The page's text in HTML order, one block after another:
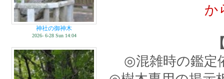
神社の御神木
2026- 6-28 Sun 14:04
か
◎混雑時の鑑定